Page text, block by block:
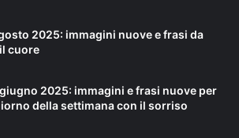
2025: immagini nuove e frasi da
cuore
2025: immagini e frasi nuove per
della settimana con il sorriso